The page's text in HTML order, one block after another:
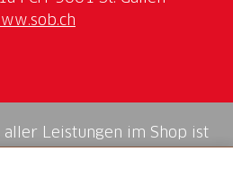
Leistungen im Shop ist